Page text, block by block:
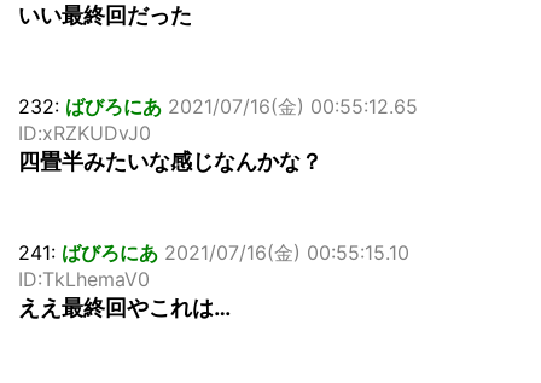
いい最終回だった
232: ばびろにあ 2021/07/16(金) 00:55:12.65
ID:xRZKUDvJ0
四畳半みたいな感じなんかな？
241: ばびろにあ 2021/07/16(金) 00:55:15.10
ID:TkLhemaV0
ええ最終回やこれは…